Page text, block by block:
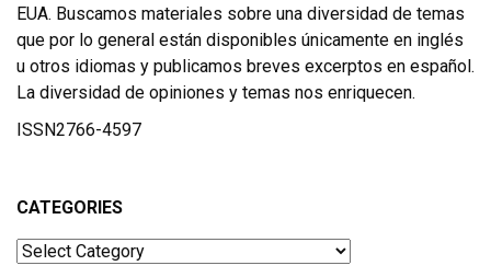
EUA. Buscamos materiales sobre una diversidad de temas
que por lo general están disponibles únicamente en inglés
u otros idiomas y publicamos breves excerptos en español.
La diversidad de opiniones y temas nos enriquecen.
ISSN2766-4597
CATEGORIES
Categories